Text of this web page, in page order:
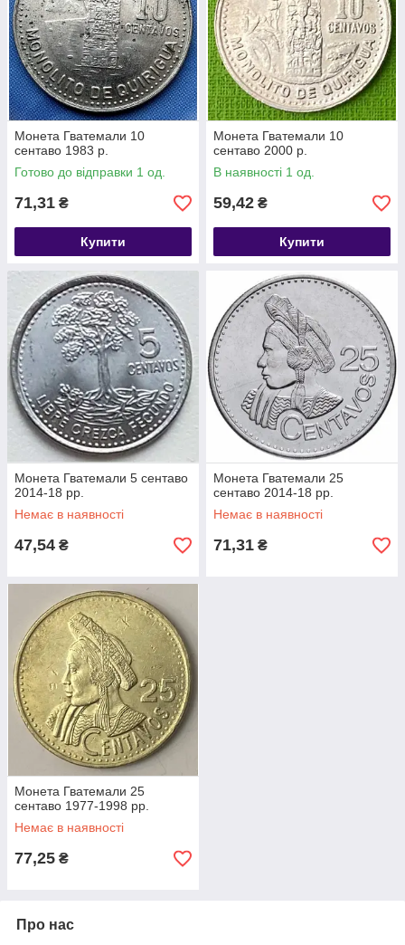
Монета Гватемали 10
сентаво 1983 р.
Готово до відправки 1 од.
71,31 ₴
Купити
Монета Гватемали 10
сентаво 2000 р.
В наявності 1 од.
59,42 ₴
Купити
Монета Гватемали 5 сентаво
2014-18 рр.
Немає в наявності
47,54 ₴
Монета Гватемали 25
сентаво 2014-18 рр.
Немає в наявності
71,31 ₴
Монета Гватемали 25
сентаво 1977-1998 рр.
Немає в наявності
77,25 ₴
Про нас